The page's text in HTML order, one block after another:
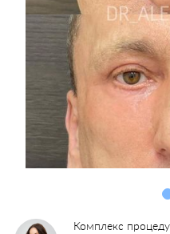
Комплекс